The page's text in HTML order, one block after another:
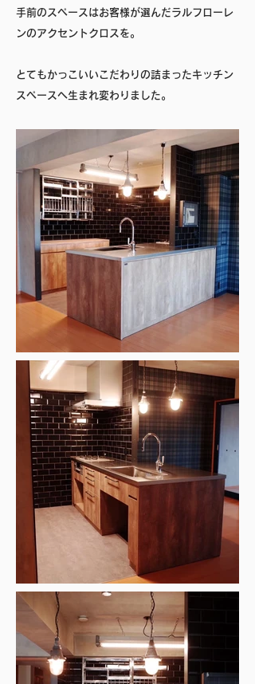
手前のスペースはお客様が選んだラルフローレ
ンのアクセントクロスを。
とてもかっこいいこだわりの詰まったキッチン
スペースへ生まれ変わりました。